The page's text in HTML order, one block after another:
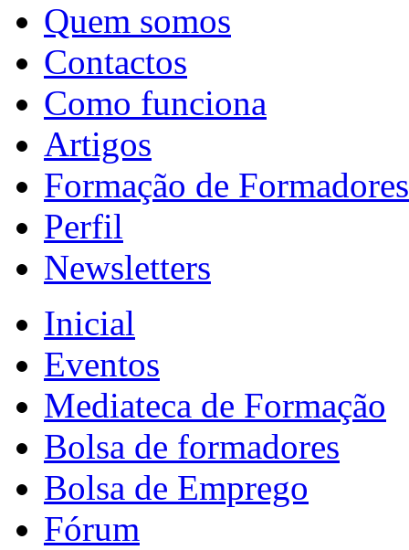
Quem somos
Contactos
Como funciona
Artigos
Formação de Formadores
Perfil
Newsletters
Inicial
Eventos
Mediateca de Formação
Bolsa de formadores
Bolsa de Emprego
Fórum